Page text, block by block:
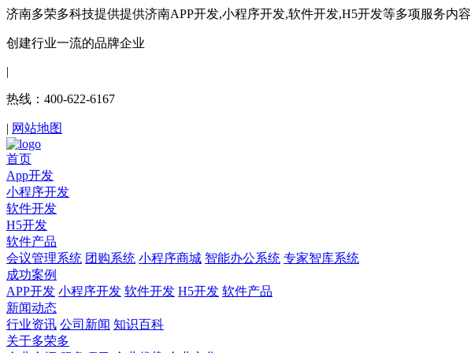
济南多荣多科技提供提供济南APP开发,小程序开发,软件开发,H5开发等多项服务内容
创建行业一流的品牌企业
|
热线：400-622-6167
| 网站地图
首页
App开发
小程序开发
软件开发
H5开发
软件产品
会议管理系统 团购系统 小程序商城 智能办公系统 专家智库系统
成功案例
APP开发 小程序开发 软件开发 H5开发 软件产品
新闻动态
行业资讯 公司新闻 知识百科
关于多荣多